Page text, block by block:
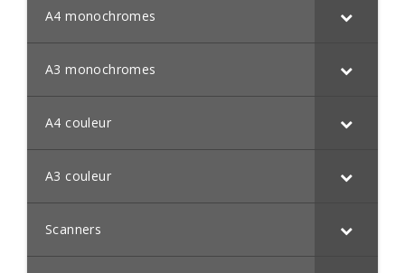
A4 monochromes
A3 monochromes
A4 couleur
A3 couleur
Scanners